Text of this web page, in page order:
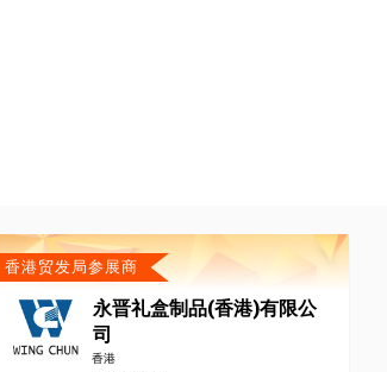
香港贸发局参展商
永晋礼盒制品(香港)有限公
司
香港